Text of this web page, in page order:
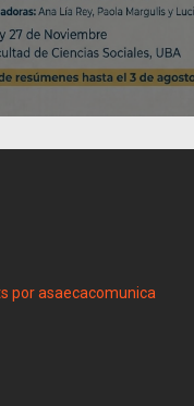
por asaecacomunica